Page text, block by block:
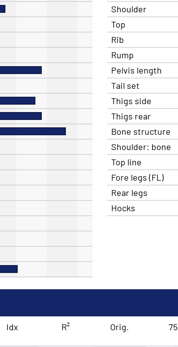
Shoulder
Top
Rib
Rump
Pelvis length
Tail set
Thigs side
Thigs rear
Bone structure
Shoulder: bone
Top line
Fore legs (FL)
Rear legs
Hocks
Idx R² Orig. 75